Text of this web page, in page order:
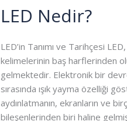
LED Nedir?
LED’in Tanımı ve Tarihçesi
kelimelerinin baş harflerinden
gelmektedir. Elektronik bir
sırasında ışık yayma özelliği
aydınlatmanın, ekranların ve
bileşenlerinden biri haline